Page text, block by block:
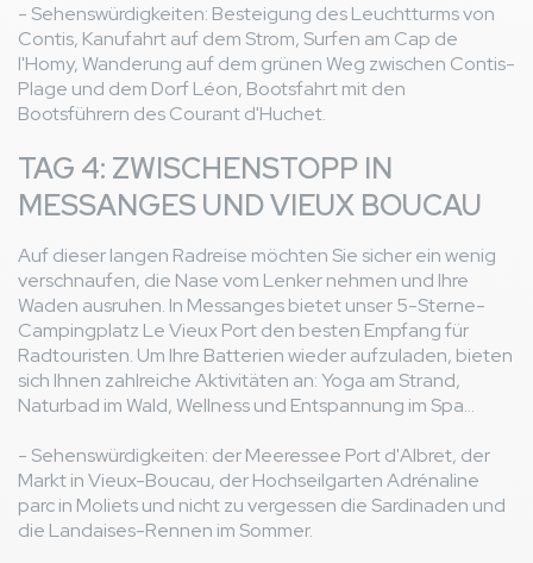
- Sehenswürdigkeiten: Besteigung des Leuchtturms von
Contis, Kanufahrt auf dem Strom, Surfen am Cap de
l'Homy, Wanderung auf dem grünen Weg zwischen Contis-
Plage und dem Dorf Léon, Bootsfahrt mit den
Bootsführern des Courant d'Huchet.
TAG 4: ZWISCHENSTOPP IN
MESSANGES UND VIEUX BOUCAU
Auf dieser langen Radreise möchten Sie sicher ein wenig
verschnaufen, die Nase vom Lenker nehmen und Ihre
Waden ausruhen. In Messanges bietet unser 5-Sterne-
Campingplatz Le Vieux Port den besten Empfang für
Radtouristen. Um Ihre Batterien wieder aufzuladen, bieten
sich Ihnen zahlreiche Aktivitäten an: Yoga am Strand,
Naturbad im Wald, Wellness und Entspannung im Spa...
- Sehenswürdigkeiten: der Meeressee Port d'Albret, der
Markt in Vieux-Boucau, der Hochseilgarten Adrénaline
parc in Moliets und nicht zu vergessen die Sardinaden und
die Landaises-Rennen im Sommer.